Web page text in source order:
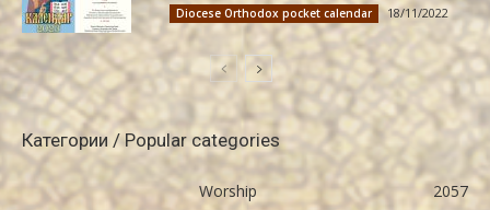
Diocese Orthodox pocket calendar 18/11/2022
Категории / Popular categories
Worship
2057